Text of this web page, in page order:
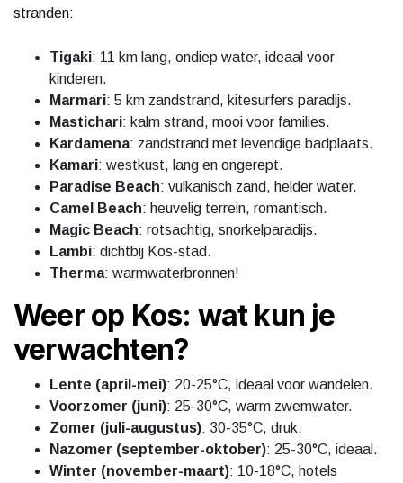
stranden:
Tigaki: 11 km lang, ondiep water, ideaal voor
kinderen.
Marmari: 5 km zandstrand, kitesurfers paradijs.
Mastichari: kalm strand, mooi voor families.
Kardamena: zandstrand met levendige badplaats.
Kamari: westkust, lang en ongerept.
Paradise Beach: vulkanisch zand, helder water.
Camel Beach: heuvelig terrein, romantisch.
Magic Beach: rotsachtig, snorkelparadijs.
Lambi: dichtbij Kos-stad.
Therma: warmwaterbronnen!
Weer op Kos: wat kun je
verwachten?
Lente (april-mei): 20-25°C, ideaal voor wandelen.
Voorzomer (juni): 25-30°C, warm zwemwater.
Zomer (juli-augustus): 30-35°C, druk.
Nazomer (september-oktober): 25-30°C, ideaal.
Winter (november-maart): 10-18°C, hotels